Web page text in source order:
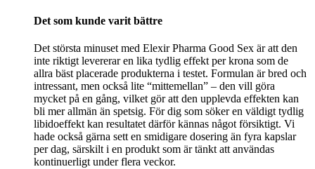
Det som kunde varit bättre
Det största minuset med Elexir Pharma Good Sex är att den
inte riktigt levererar en lika tydlig effekt per krona som de
allra bäst placerade produkterna i testet. Formulan är bred och
intressant, men också lite “mittemellan” – den vill göra
mycket på en gång, vilket gör att den upplevda effekten kan
bli mer allmän än spetsig. För dig som söker en väldigt tydlig
libidoeffekt kan resultatet därför kännas något försiktigt. Vi
hade också gärna sett en smidigare dosering än fyra kapslar
per dag, särskilt i en produkt som är tänkt att användas
kontinuerligt under flera veckor.